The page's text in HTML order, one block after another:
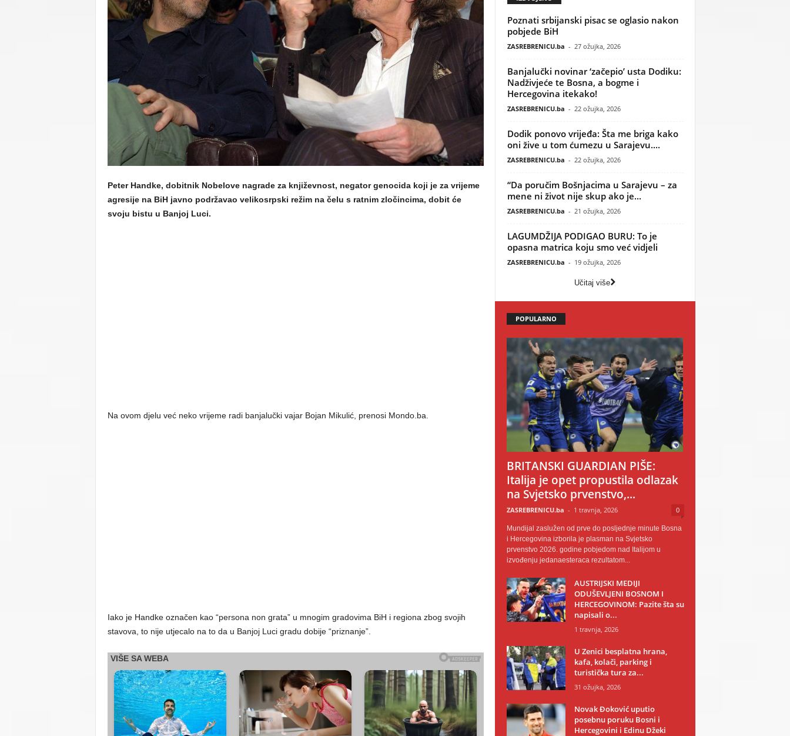
Peter Handke, dobitnik Nobelove nagrade za književnost, negator genocida koji je za vrijeme
agresije na BiH javno podržavao velikosrpski režim na čelu s ratnim zločincima, dobit će
svoju bistu u Banjoj Luci.
Na ovom djelu već neko vrijeme radi banjalučki vajar Bojan Mikulić, prenosi Mondo.ba.
Iako je Handke označen kao “persona non grata” u mnogim gradovima BiH i regiona zbog svojih
stavova, to nije utjecalo na to da u Banjoj Luci gradu dobije “priznanje”.
Poznati srbijanski pisac se oglasio nakon
pobjede BiH
ZASREBRENICU.ba - 27 ožujka, 2026
Banjalučki novinar ‘začepio’ usta Dodiku:
Nadživjeće te Bosna, a bogme i
Hercegovina itekako!
ZASREBRENICU.ba - 22 ožujka, 2026
Dodik ponovo vrijeđa: Šta me briga kako
oni žive u tom ćumezu u Sarajevu....
ZASREBRENICU.ba - 22 ožujka, 2026
“Da poručim Bošnjacima u Sarajevu – za
mene ni život nije skup ako je...
ZASREBRENICU.ba - 21 ožujka, 2026
LAGUMDŽIJA PODIGAO BURU: To je
opasna matrica koju smo već vidjeli
ZASREBRENICU.ba - 19 ožujka, 2026
Učitaj više
POPULARNO
BRITANSKI GUARDIAN PIŠE:
Italija je opet propustila odlazak
na Svjetsko prvenstvo,...
ZASREBRENICU.ba - 1 travnja, 2026 0
Mundijal zaslužen od prve do posljednje minute Bosna
i Hercegovina izborila je plasman na Svjetsko
prvenstvo 2026. godine pobjedom nad Italijom u
izvođenju jedanaesteraca rezultatom...
AUSTRIJSKI MEDIJI
ODUŠEVLJENI BOSNOM I
HERCEGOVINOM: Pazite šta su
napisali o...
1 travnja, 2026
U Zenici besplatna hrana,
kafa, kolači, parking i
turistička tura za...
31 ožujka, 2026
Novak Đoković uputio
posebnu poruku Bosni i
Hercegovini i Edinu Džeki